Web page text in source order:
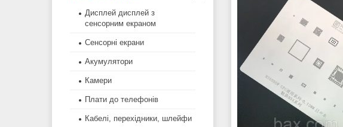
Дисплей дисплей з
сенсорним екраном
Сенсорні екрани
Акумулятори
Камери
Плати до телефонів
Кабелі, перехідники, шлейфи